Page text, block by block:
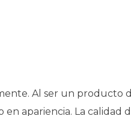
Al ser un producto
apariencia. La calidad